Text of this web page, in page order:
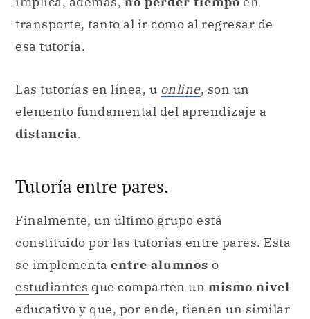
transporte, tanto al ir como al regresar de
esa tutoría.
Las tutorías en línea, u online, son un
elemento fundamental del aprendizaje a
distancia.
Tutoría entre pares.
Finalmente, un último grupo está
constituido por las tutorías entre pares. Esta
se implementa entre alumnos o
estudiantes que comparten un mismo nivel
educativo y que, por ende, tienen un similar